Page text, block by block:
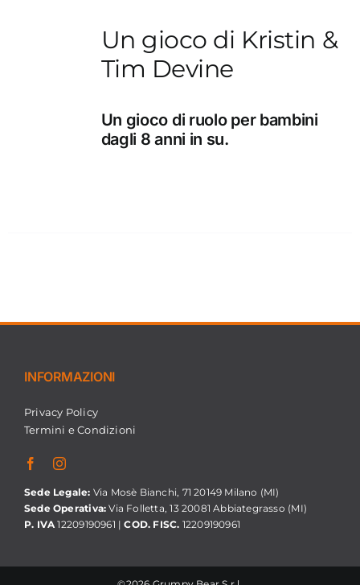
Un gioco di Kristin &
Tim Devine
Un gioco di ruolo per bambini
dagli 8 anni in su.
INFORMAZIONI
Privacy Policy
Termini e Condizioni
Sede Legale: Via Mosè Bianchi, 71 20149 Milano (MI)
Sede Operativa: Via Folletta, 13 20081 Abbiategrasso (MI)
P. IVA 12209190961 |COD. FISC. 12209190961